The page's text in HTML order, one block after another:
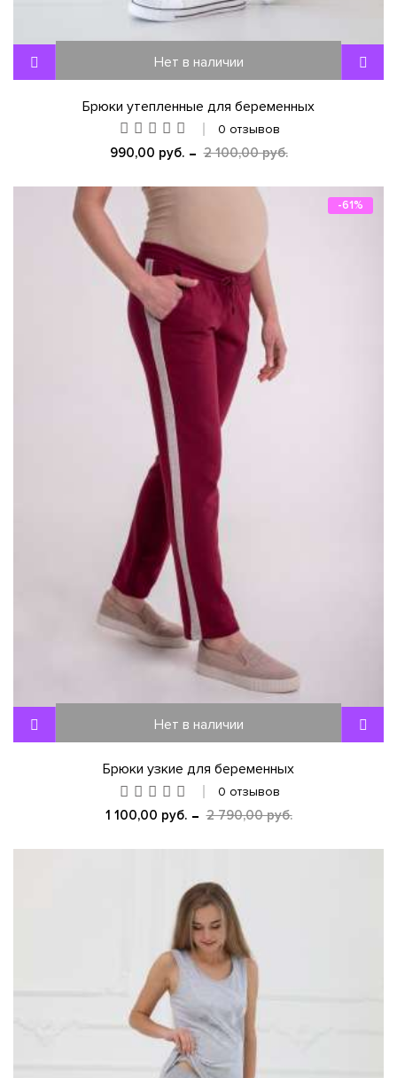
Нет в наличии
Брюки утепленные для беременных
0 отзывов
990,00 руб. 2 100,00 руб.
-61%
Нет в наличии
Брюки узкие для беременных
0 отзывов
1 100,00 руб. 2 790,00 руб.